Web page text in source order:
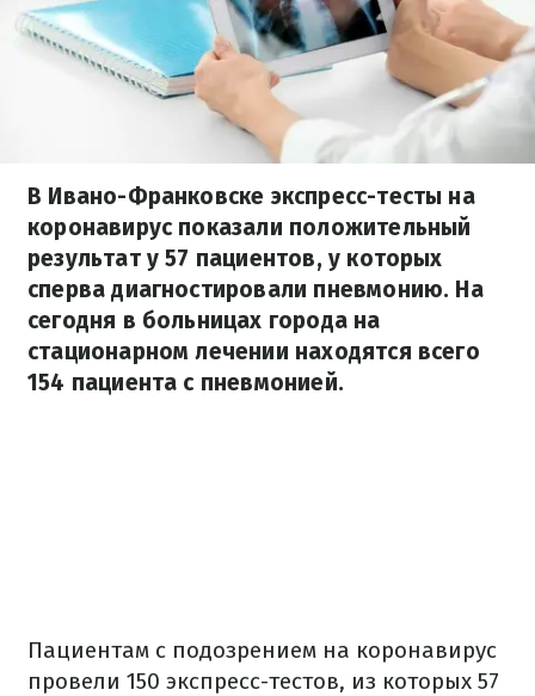
В Ивано-Франковске экспресс-тесты на
коронавирус показали положительный
результат у 57 пациентов, у которых
сперва диагностировали пневмонию. На
сегодня в больницах города на
стационарном лечении находятся всего
154 пациента с пневмонией.
Пациентам с подозрением на коронавирус
провели 150 экспресс-тестов, из которых 57